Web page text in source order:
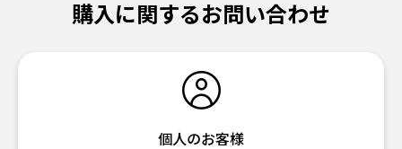
購入に関するお問い合わせ
個人のお客様